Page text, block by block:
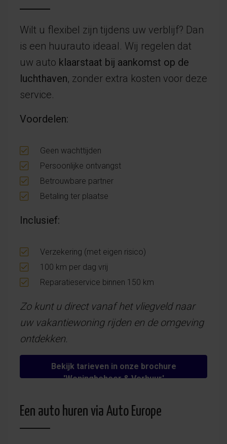
Wilt u flexibel zijn tijdens uw verblijf? Dan
is een huurauto ideaal. Wij regelen dat
uw auto klaarstaat bij aankomst op de
luchthaven, zonder extra kosten voor deze
service.
Voordelen:
Geen wachttijden
Persoonlijke ontvangst
Betrouwbare partner
Betaling ter plaatse
Inclusief:
Verzekering (met eigen risico)
100 km per dag vrij
Reparatieservice binnen 150 km
Zo kunt u direct vanaf het vliegveld naar
uw vakantiewoning rijden en de omgeving
ontdekken.
Bekijk tarieven in onze brochure
'Woningbeheer & Verhuur'
Een auto huren via Auto Europe